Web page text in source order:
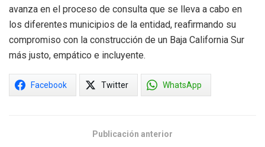
avanza en el proceso de consulta que se lleva a cabo en
los diferentes municipios de la entidad, reafirmando su
compromiso con la construcción de un Baja California Sur
más justo, empático e incluyente.
Facebook Twitter WhatsApp
Publicación anterior